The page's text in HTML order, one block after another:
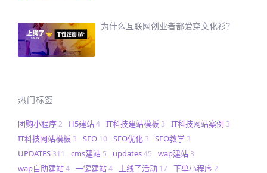
为什么互联网创业者都爱穿文化衫？
热门标签
团购小程序2 H5建站4 IT科技建站模板 3 IT科技网站案例 3
IT科技网站模板 3 SEO 10 SEO优化 3 SEO教学 3
UPDATES 311 cms建站 5 updates45 wap建站 3
wap自助建站4 一键建站4 上线了活动 17 下单小程序2